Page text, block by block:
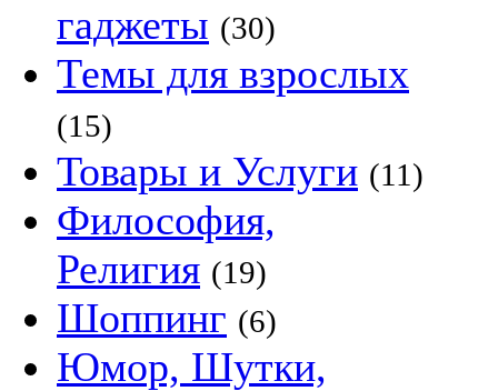
гаджеты (30)
Темы для взрослых
(15)
Товары и Услуги (11)
Философия,
Религия (19)
Шоппинг (6)
Юмор, Шутки,